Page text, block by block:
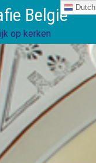
België
op kerken
Dutch